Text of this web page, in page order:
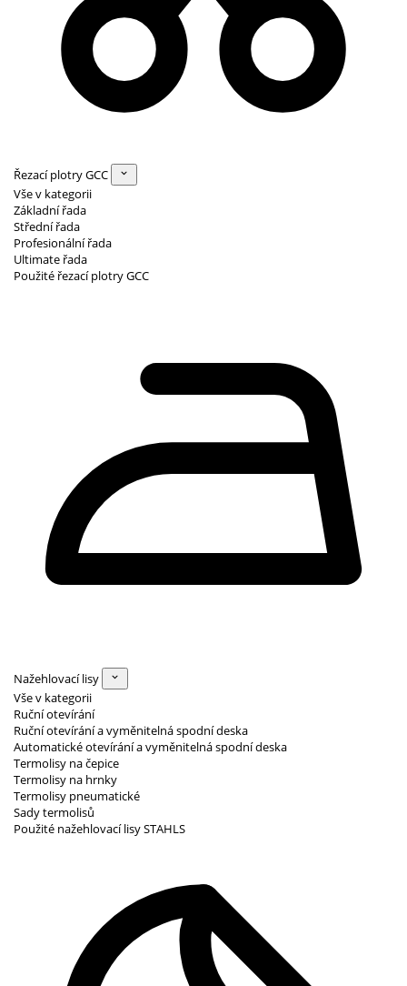
Řezací plotry GCC
Vše v kategorii
Základní řada
Střední řada
Profesionální řada
Ultimate řada
Použité řezací plotry GCC
Nažehlovací lisy
Vše v kategorii
Ruční otevírání
Ruční otevírání a vyměnitelná spodní deska
Automatické otevírání a vyměnitelná spodní deska
Termolisy na čepice
Termolisy na hrnky
Termolisy pneumatické
Sady termolisů
Použité nažehlovací lisy STAHLS